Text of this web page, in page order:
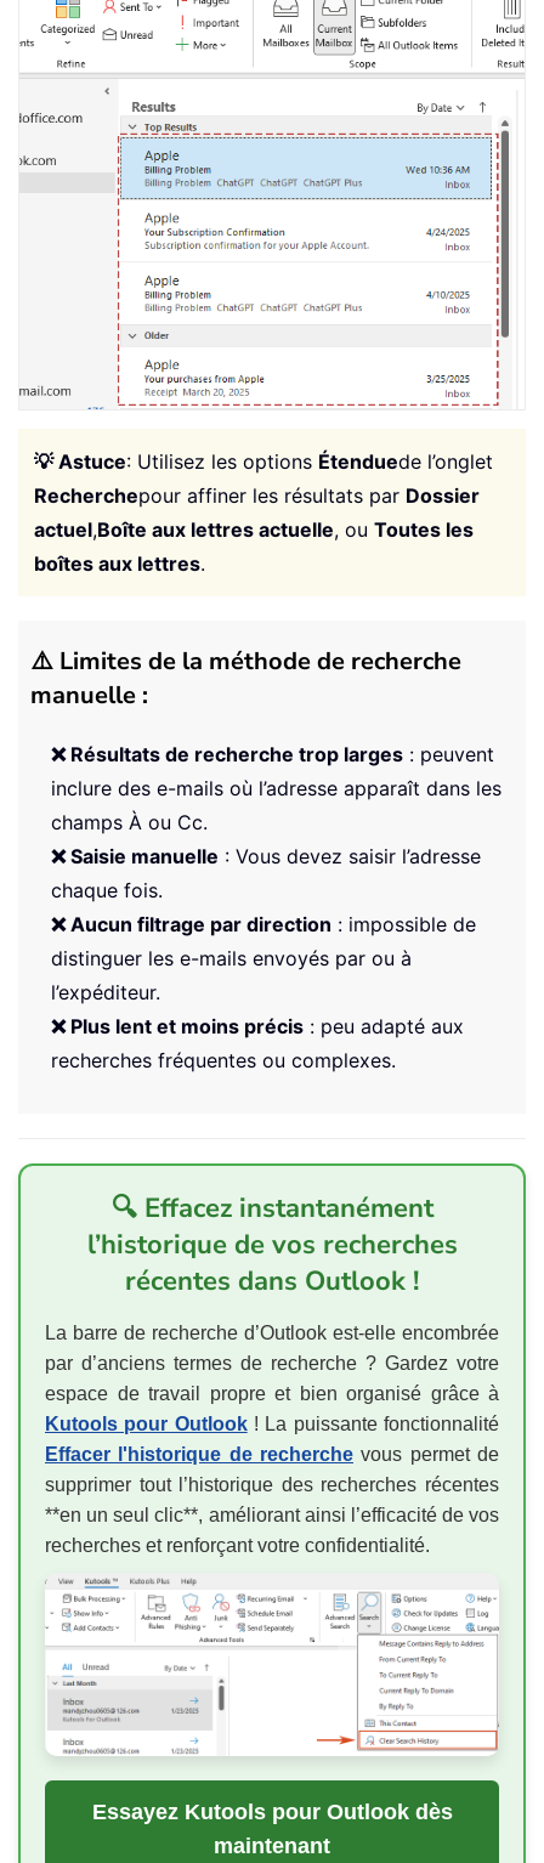
💡 Astuce: Utilisez les options Étenduede l’onglet
Recherchepour affiner les résultats par Dossier
actuel,Boîte aux lettres actuelle, ou Toutes les
boîtes aux lettres.
⚠️ Limites de la méthode de recherche
manuelle :
❌ Résultats de recherche trop larges : peuvent
inclure des e-mails où l’adresse apparaît dans les
champs À ou Cc.
❌ Saisie manuelle : Vous devez saisir l’adresse
chaque fois.
❌ Aucun filtrage par direction : impossible de
distinguer les e-mails envoyés par ou à
l’expéditeur.
❌ Plus lent et moins précis : peu adapté aux
recherches fréquentes ou complexes.
🔍 Effacez instantanément
l’historique de vos recherches
récentes dans Outlook !
La barre de recherche d’Outlook est-elle encombrée
par d’anciens termes de recherche ? Gardez votre
espace de travail propre et bien organisé grâce à
Kutools pour Outlook! La puissante fonctionnalité
Effacer l'historique de recherche vous permet de
supprimer tout l’historique des recherches récentes
**en un seul clic**, améliorant ainsi l’efficacité de vos
recherches et renforçant votre confidentialité.
Essayez Kutools pour Outlook dès
maintenant